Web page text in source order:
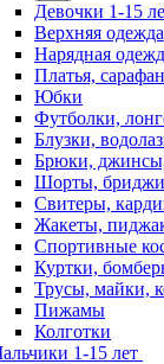
Девочки 1-15
Верхняя одежда
Нарядная
Платья,
Юбки
Футболки,
Блузки,
Брюки,
Шорты, бриджи
Свитеры,
Жакеты,
Спортивные
Куртки,
Трусы, майки,
Пижамы
Колготки
1-15 лет